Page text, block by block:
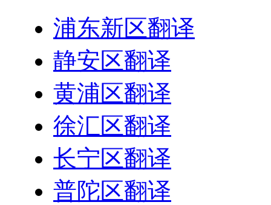
浦东新区翻译
静安区翻译
黄浦区翻译
徐汇区翻译
长宁区翻译
普陀区翻译